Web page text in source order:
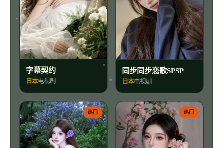
字幕契约
日本电视剧
同步同步恋歌SPSP
日本电视剧
热门 热门